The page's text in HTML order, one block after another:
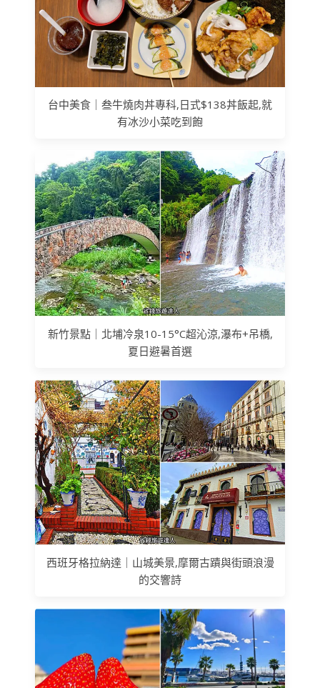
台中美食｜叁牛燒肉丼專科,日式$138丼飯起,就
有冰沙小菜吃到飽
新竹景點｜北埔冷泉10-15°C超沁涼,瀑布+吊橋,
夏日避暑首選
西班牙格拉納達｜山城美景,摩爾古蹟與街頭浪漫
的交響詩